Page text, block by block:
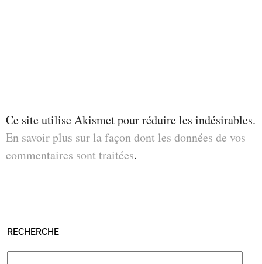
Ce site utilise Akismet pour réduire les indésirables.
En savoir plus sur la façon dont les données de vos
commentaires sont traitées.
RECHERCHE